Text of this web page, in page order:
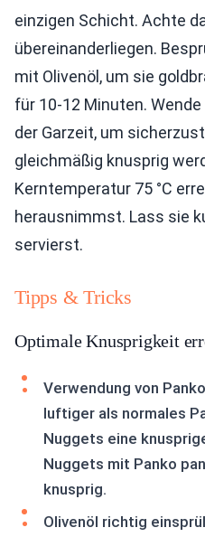
einzigen Schicht. Achte
übereinanderliegen.
mit Olivenöl, um sie
für 10-12 Minuten.
der Garzeit, um
gleichmäßig knusprig
Kerntemperatur 75 °C
herausnimmst. Lass sie
servierst.
Tipps & Tricks
Optimale Knusprigkeit
Verwendung von
luftiger als normales
Nuggets eine
Nuggets mit Panko
knusprig.
Olivenöl richtig